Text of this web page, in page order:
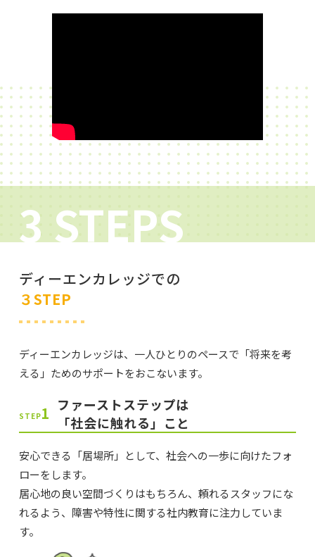
3 STEPS
ディーエンカレッジでの
３STEP
ディーエンカレッジは、一人ひとりのペースで「将来を考
える」ためのサポートをおこないます。
STEP1 ファーストステップは
「社会に触れる」こと
安心できる「居場所」として、社会への一歩に向けたフォ
ローをします。
居心地の良い空間づくりはもちろん、頼れるスタッフにな
れるよう、障害や特性に関する社内教育に注力していま
す。